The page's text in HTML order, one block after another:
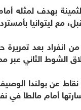
بهدف لمثله
مع ليتوانيا
منح ياكوب كامينسكي التقدم لبولندا في
الشوط الثاني
وتتصدر هولندا جدول الترتيب برصيد 17 نقطة،